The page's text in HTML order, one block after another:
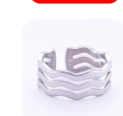
tiene
múltiples
variantes.
Las